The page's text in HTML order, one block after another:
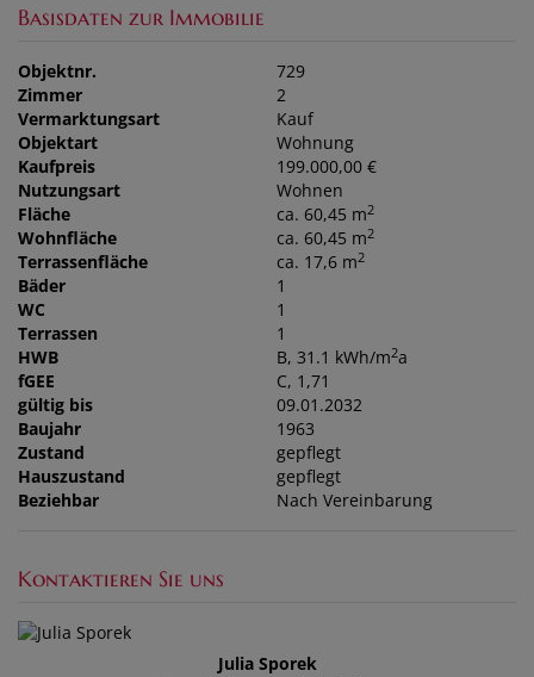
Basisdaten zur Immobilie
Objektnr.
729
Zimmer
2
Vermarktungsart
Kauf
Objektart
Wohnung
Kaufpreis
199.000,00 €
Nutzungsart
Wohnen
Fläche
ca. 60,45 m2
Wohnfläche ca. 60,45 m2
Terrassenfläche ca. 17,6 m2
Bäder
1
WC
1
Terrassen
1
HWB
B, 31.1 kWh/m2a
fGEE
C, 1,71
gültig bis
09.01.2032
Baujahr
1963
Zustand
gepflegt
Hauszustand
gepflegt
Beziehbar
Nach Vereinbarung
Kontaktieren Sie uns
Julia Sporek